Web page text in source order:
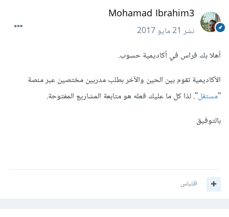
Mohamad Ibrahim3
نشر21 مايو 2017
أهلا بك فراس في أكاديمية حسوب.
الأكاديمية تقوم بين الحين والآخر بطلب مدربين مختصين عبر منصة
"مستقل". لذا كل ما عليك فعله هو متابعة المشاريع المفتوحة.
بالتوفيق
اقتباس